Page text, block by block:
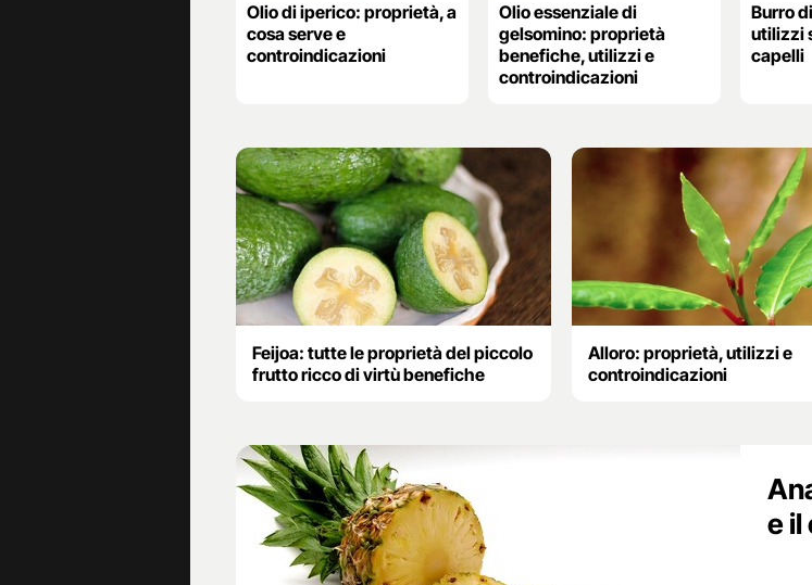
Olio di iperico: proprietà, a
cosa serve e
controindicazioni
Olio essenziale di
gelsomino: proprietà
benefiche, utilizzi e
controindicazioni
Burro
utilizzi
capelli
Feijoa: tutte le proprietà del piccolo
frutto ricco di virtù benefiche
Alloro: proprietà, utilizzi e
controindicazioni
e il